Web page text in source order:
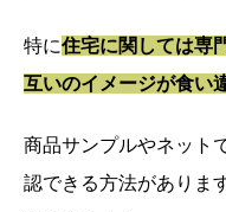
特に住宅に関しては専
互いのイメージが食い
商品サンプルやネット
認できる方法がありま